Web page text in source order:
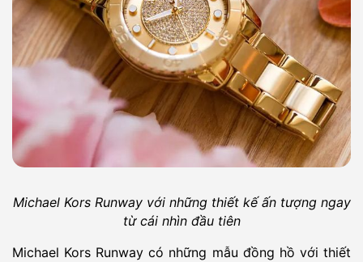
Michael Kors Runway với những thiết kế ấn tượng ngay
từ cái nhìn đầu tiên
Michael Kors Runway có những mẫu đồng hồ với thiết